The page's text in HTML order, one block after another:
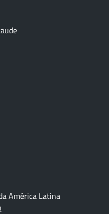
América Latina